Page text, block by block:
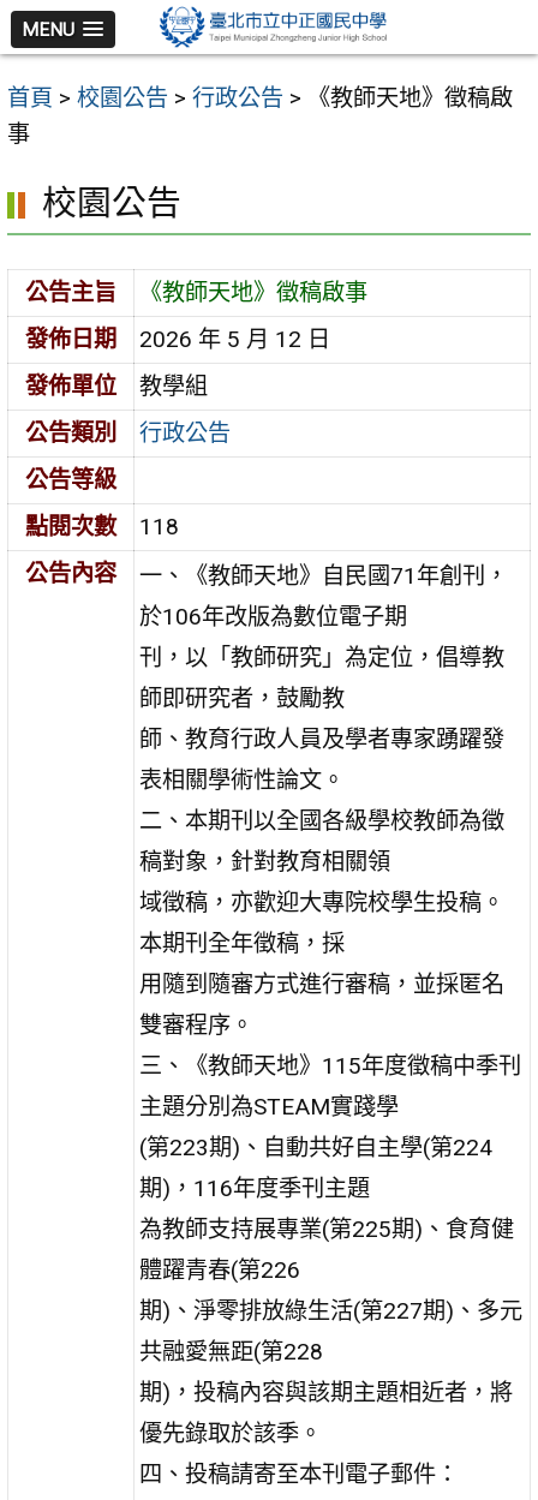
跳
至
主
要
容
區
MENU
首頁 > 校園公告 > 行政公告 >
《教師天地》徵稿啟
事
校園公告
公告主旨
《教師天地》徵稿啟事
發佈日期
2026 年 5 月 12 日
發佈單位
教學組
公告類別
行政公告
公告等級
點閱次數
118
公告內容
一、《教師天地》自民國71年創刊，
於106年改版為數位電子期
刊，以「教師研究」為定位，倡導教
師即研究者，鼓勵教
師、教育行政人員及學者專家踴躍發
表相關學術性論文。
二、本期刊以全國各級學校教師為徵
稿對象，針對教育相關領
域徵稿，亦歡迎大專院校學生投稿。
本期刊全年徵稿，採
用隨到隨審方式進行審稿，並採匿名
雙審程序。
三、《教師天地》115年度徵稿中季刊
主題分別為STEAM實踐學
(第223期)、自動共好自主學(第224
期)，116年度季刊主題
為教師支持展專業(第225期)、食育健
體躍青春(第226
期)、淨零排放綠生活(第227期)、多元
共融愛無距(第228
期)，投稿內容與該期主題相近者，將
優先錄取於該季。
四、投稿請寄至本刊電子郵件：